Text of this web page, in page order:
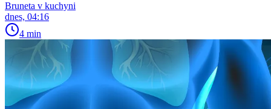
Bruneta v kuchyni
dnes, 04:16
4 min